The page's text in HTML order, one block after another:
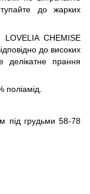
до жарких
LOVELIA CHEMISE
до високих
делікатне прання
поліамід.
під грудьми 58-78